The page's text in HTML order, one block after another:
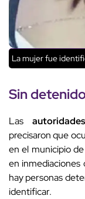
La mujer fue
Sin
Las autoridades
precisaron que
en el municipio
en
hay personas
identificar.